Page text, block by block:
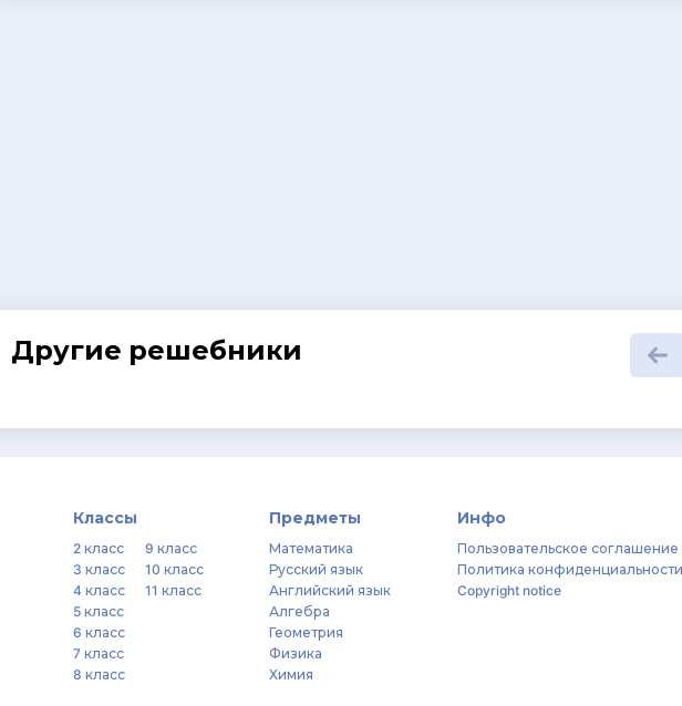
Другие решебники
Классы
2 класс
3 класс
4 класс
5 класс
6 класс
7 класс
8 класс
9 класс
10 класс
11 класс
Предметы
Математика
Русский язык
Английский язык
Алгебра
Геометрия
Физика
Химия
Инфо
Пользовательское соглашение
Политика конфиденциальности
Copyright notice